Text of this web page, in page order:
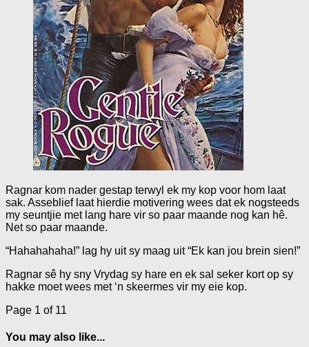
Ragnar kom nader gestap terwyl ek my kop voor hom laat
sak. Asseblief laat hierdie motivering wees dat ek nogsteeds
my seuntjie met lang hare vir so paar maande nog kan hê.
Net so paar maande.
“Hahahahaha!” lag hy uit sy maag uit “Ek kan jou brein sien!”
Ragnar sê hy sny Vrydag sy hare en ek sal seker kort op sy
hakke moet wees met ‘n skeermes vir my eie kop.
Page 1 of 11
You may also like...